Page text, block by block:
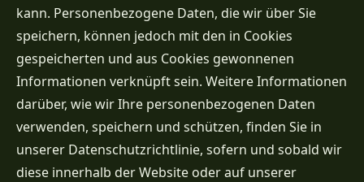
kann. Personenbezogene Daten, die wir über Sie
speichern, können jedoch mit den in Cookies
gespeicherten und aus Cookies gewonnenen
Informationen verknüpft sein. Weitere Informationen
darüber, wie wir Ihre personenbezogenen Daten
verwenden, speichern und schützen, finden Sie in
unserer Datenschutzrichtlinie, sofern und sobald wir
diese innerhalb der Website oder auf unserer